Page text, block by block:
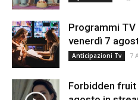
Programmi
venerdì 7
Anticipazioni Tv 7
Forbidden